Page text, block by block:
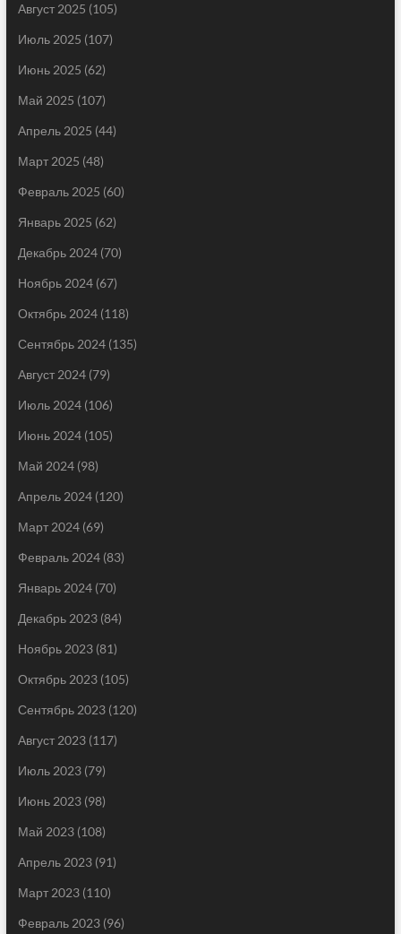
Август 2025 (105)
Июль 2025 (107)
Июнь 2025 (62)
Май 2025 (107)
Апрель 2025 (44)
Март 2025 (48)
Февраль 2025 (60)
Январь 2025 (62)
Декабрь 2024(70)
Ноябрь 2024(67)
Октябрь 2024(118)
Сентябрь 2024(135)
Август 2024(79)
Июль 2024(106)
Июнь 2024(105)
Май 2024(98)
Апрель 2024(120)
Март 2024(69)
Февраль 2024(83)
Январь 2024(70)
Декабрь 2023(84)
Ноябрь 2023(81)
Октябрь 2023(105)
Сентябрь 2023(120)
Август 2023(117)
Июль 2023(79)
Июнь 2023(98)
Май 2023(108)
Апрель 2023(91)
Март 2023(110)
Февраль 2023(96)